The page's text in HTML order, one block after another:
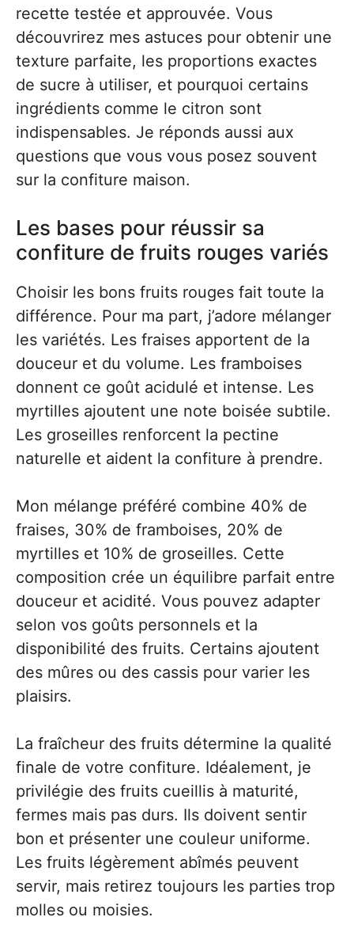
recette testée et approuvée. Vous
découvrirez mes astuces pour obtenir une
texture parfaite, les proportions exactes
de sucre à utiliser, et pourquoi certains
ingrédients comme le citron sont
indispensables. Je réponds aussi aux
questions que vous vous posez souvent
sur la confiture maison.
Les bases pour réussir sa
confiture de fruits rouges variés
Choisir les bons fruits rouges fait toute la
différence. Pour ma part, j’adore mélanger
les variétés. Les fraises apportent de la
douceur et du volume. Les framboises
donnent ce goût acidulé et intense. Les
myrtilles ajoutent une note boisée subtile.
Les groseilles renforcent la pectine
naturelle et aident la confiture à prendre.
Mon mélange préféré combine 40% de
fraises, 30% de framboises, 20% de
myrtilles et 10% de groseilles. Cette
composition crée un équilibre parfait entre
douceur et acidité. Vous pouvez adapter
selon vos goûts personnels et la
disponibilité des fruits. Certains ajoutent
des mûres ou des cassis pour varier les
plaisirs.
La fraîcheur des fruits détermine la qualité
finale de votre confiture. Idéalement, je
privilégie des fruits cueillis à maturité,
fermes mais pas durs. Ils doivent sentir
bon et présenter une couleur uniforme.
Les fruits légèrement abîmés peuvent
servir, mais retirez toujours les parties trop
molles ou moisies.